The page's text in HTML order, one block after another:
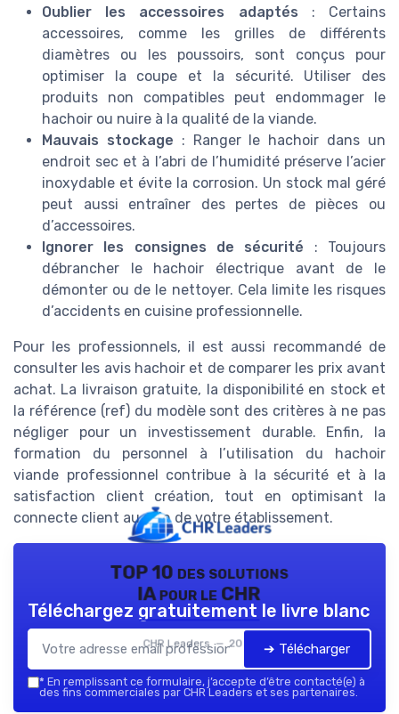
Oublier les accessoires adaptés : Certains
accessoires, comme les grilles de différents
diamètres ou les poussoirs, sont conçus pour
optimiser la coupe et la sécurité. Utiliser des
produits non compatibles peut endommager le
hachoir ou nuire à la qualité de la viande.
Mauvais stockage : Ranger le hachoir dans un
endroit sec et à l’abri de l’humidité préserve l’acier
inoxydable et évite la corrosion. Un stock mal géré
peut aussi entraîner des pertes de pièces ou
d’accessoires.
Ignorer les consignes de sécurité : Toujours
débrancher le hachoir électrique avant de le
démonter ou de le nettoyer. Cela limite les risques
d’accidents en cuisine professionnelle.
Pour les professionnels, il est aussi recommandé de
consulter les avis hachoir et de comparer les prix avant
achat. La livraison gratuite, la disponibilité en stock et
la référence (ref) du modèle sont des critères à ne pas
négliger pour un investissement durable. Enfin, la
formation du personnel à l’utilisation du hachoir
viande professionnel contribue à la sécurité et à la
satisfaction client création, tout en optimisant la
connecte client au sein de votre établissement.
TOP 10 des solutions
IA pour le CHR
CHR Leaders — 2026
Téléchargez gratuitement le livre blanc
➔ Télécharger
* En remplissant ce formulaire, j’accepte d’être contacté(e) à
des fins commerciales par CHR Leaders et ses partenaires.